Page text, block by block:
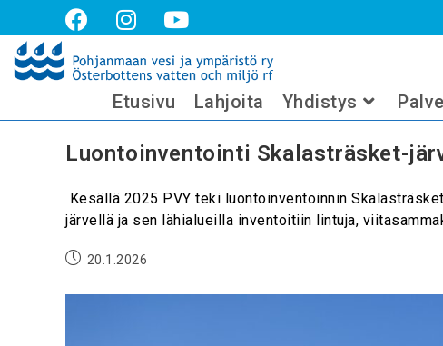
Etusivu Lahjoita Yhdistys
Luontoinventointi Skalasträsket-
Kesällä 2025 PVY teki luontoinventoinnin
järvellä ja sen lähialueilla inventoitiin lintuja,
20.1.2026